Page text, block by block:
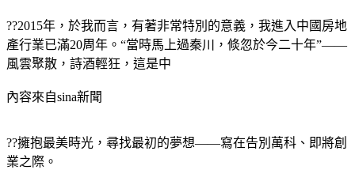
??2015年，於我而言，有著非常特別的意義，我進入中國房地
產行業已滿20周年。“當時馬上過秦川，倐忽於今二十年”——
風雲聚散，詩酒輕狂，這是中
內容來自sina新聞
??擁抱最美時光，尋找最初的夢想——寫在告別萬科、即將創
業之際。